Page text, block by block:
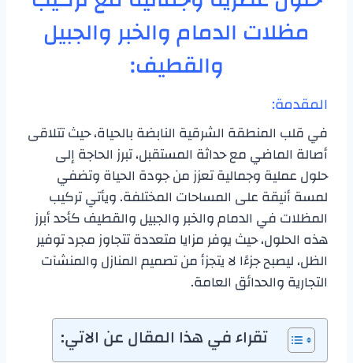
مظلات الدمام والخبر والجبيل
والقطيف:
المقدمة:
في قلب المنطقة الشرقية النابضة بالحياة، حيث تتلاقى
أصالة الماضي مع حداثة المستقبل، تبرز الحاجة إلى
حلول عملية وجمالية تعزز من جودة الحياة وتضفي
لمسة أنيقة على المساحات المختلفة. ويأتي تركيب
المظلات في الدمام والخبر والجبيل والقطيف كأحد أبرز
هذه الحلول، حيث يوفر مزايا متعددة تتجاوز مجرد توفير
الظل، ليصبح جزءًا لا يتجزأ من تصميم المنازل والمنشآت
التجارية والحدائق العامة.
تقراء في هذا المقال عن الاتي: